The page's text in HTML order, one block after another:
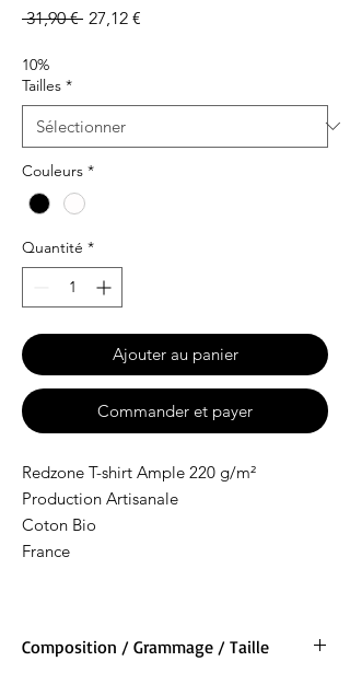
31,90 € Prix
27,12 €
10%
Tailles *
Couleurs *
Quantité *
Ajouter au panier
Commander et payer
Redzone T-shirt Ample 220 g/m²
Production Artisanale
Coton Bio
France
Composition / Grammage / Taille